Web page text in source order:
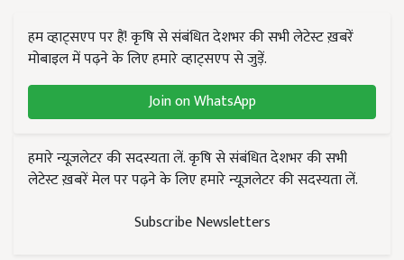
हम व्हाट्सएप पर हैं! कृषि से संबंधित देशभर की सभी लेटेस्ट ख़बरें
मोबाइल में पढ़ने के लिए हमारे व्हाट्सएप से जुड़ें.
Join on WhatsApp
हमारे न्यूज़लेटर की सदस्यता लें. कृषि से संबंधित देशभर की सभी
लेटेस्ट ख़बरें मेल पर पढ़ने के लिए हमारे न्यूज़लेटर की सदस्यता लें.
Subscribe Newsletters